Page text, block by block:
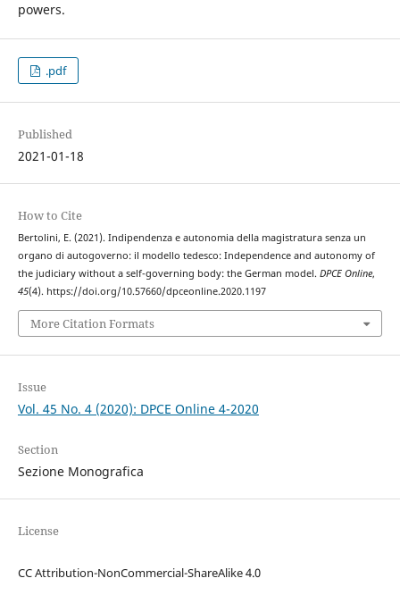
powers.
.pdf
Published
2021-01-18
How to Cite
Bertolini, E. (2021). Indipendenza e autonomia della magistratura senza un
organo di autogoverno: il modello tedesco: Independence and autonomy of
the judiciary without a self-governing body: the German model. DPCE Online,
45(4). https://doi.org/10.57660/dpceonline.2020.1197
More Citation Formats
Issue
Vol. 45 No. 4 (2020): DPCE Online 4-2020
Section
Sezione Monografica
License
CC Attribution-NonCommercial-ShareAlike 4.0